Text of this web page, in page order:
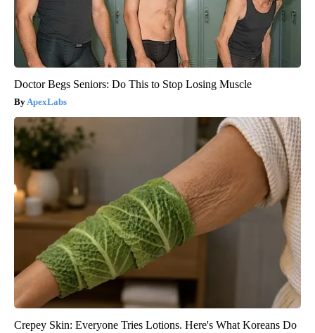
Doctor Begs Seniors: Do This to Stop Losing Muscle
ApexLabs
Crepey Skin: Everyone Tries Lotions. Here's What Koreans Do